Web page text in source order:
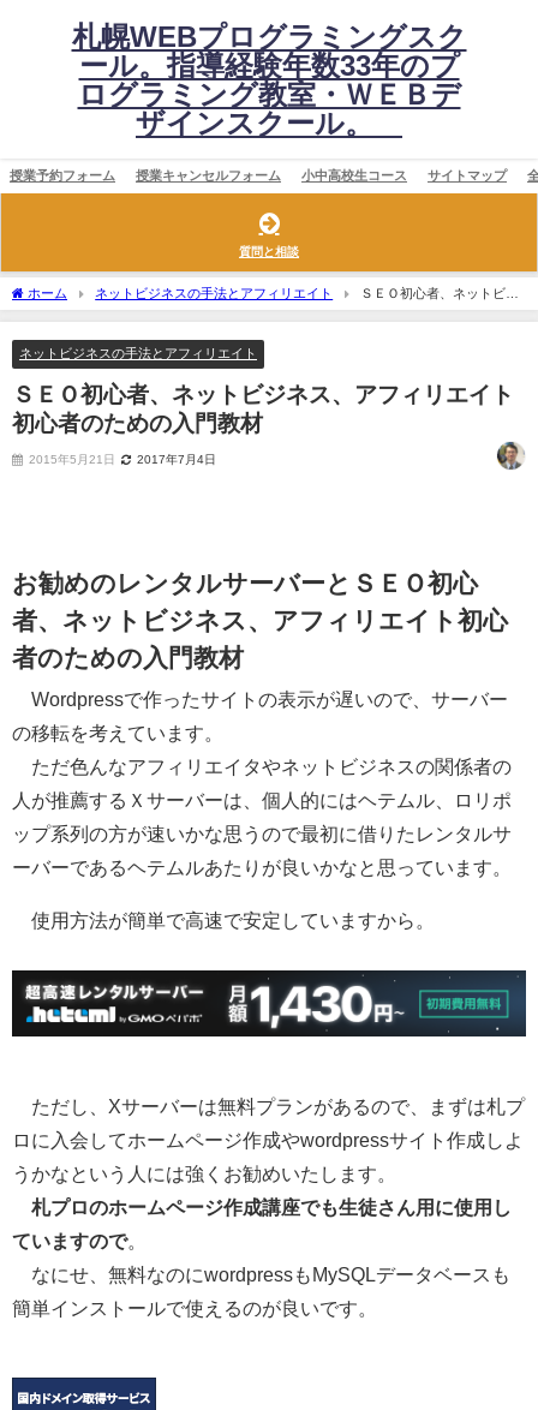
札幌WEBプログラミングスク
ール。指導経験年数33年のプ
ログラミング教室・ＷＥＢデ
ザインスクール。
授業予約フォーム 授業キャンセルフォーム 小中高校生コース サイトマップ
質問と相談
ホーム ネットビジネスの手法とアフィリエイト
ＳＥＯ初心者、ネットビジ
ネス、アフィリエイト初心者のための入門教材
ネットビジネスの手法とアフィリエイト
ＳＥＯ初心者、ネットビジネス、アフィリエイト
初心者のための入門教材
2015年5月21日 2017年7月4日
お勧めのレンタルサーバーとＳＥＯ初心
者、ネットビジネス、アフィリエイト初心
者のための入門教材
Wordpressで作ったサイトの表示が遅いので、サーバー
の移転を考えています。
ただ色んなアフィリエイタやネットビジネスの関係者の
人が推薦するＸサーバーは、個人的にはヘテムル、ロリポ
ップ系列の方が速いかな思うので最初に借りたレンタルサ
ーバーであるヘテムルあたりが良いかなと思っています。
使用方法が簡単で高速で安定していますから。
ただし、Xサーバーは無料プランがあるので、まずは札プ
ロに入会してホームページ作成やwordpressサイト作成しよ
うかなという人には強くお勧めいたします。
札プロのホームページ作成講座でも生徒さん用に使用し
ていますので。
なにせ、無料なのにwordpressもMySQLデータベースも
簡単インストールで使えるのが良いです。